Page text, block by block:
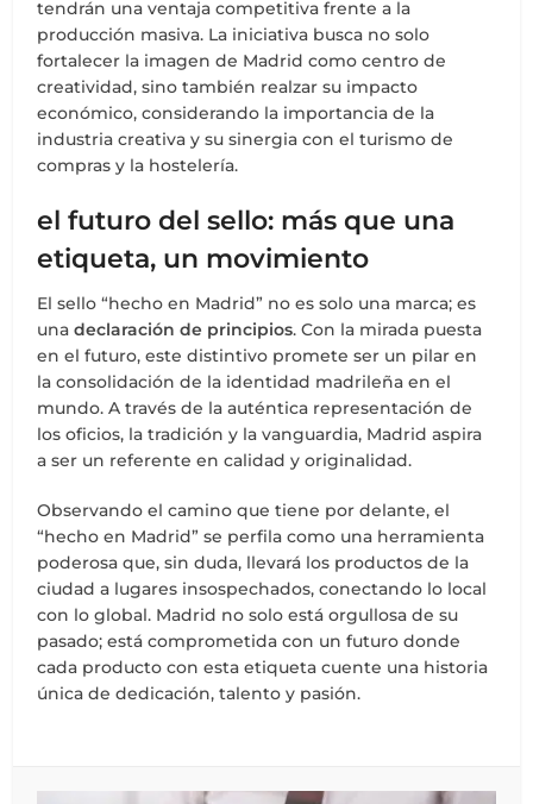
tendrán una ventaja competitiva frente a la
producción masiva. La iniciativa busca no solo
fortalecer la imagen de Madrid como centro de
creatividad, sino también realzar su impacto
económico, considerando la importancia de la
industria creativa y su sinergia con el turismo de
compras y la hostelería.
el futuro del sello: más que una
etiqueta, un movimiento
El sello “hecho en Madrid” no es solo una marca; es
unadeclaración de principios. Con la mirada puesta
en el futuro, este distintivo promete ser un pilar en
la consolidación de la identidad madrileña en el
mundo. A través de la auténtica representación de
los oficios, la tradición y la vanguardia, Madrid aspira
a ser un referente en calidad y originalidad.
Observando el camino que tiene por delante, el
“hecho en Madrid” se perfila como una herramienta
poderosa que, sin duda, llevará los productos de la
ciudad a lugares insospechados, conectando lo local
con lo global. Madrid no solo está orgullosa de su
pasado; está comprometida con un futuro donde
cada producto con esta etiqueta cuente una historia
única de dedicación, talento y pasión.